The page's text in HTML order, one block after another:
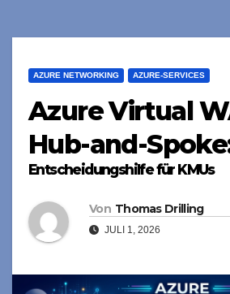
AZURE NETWORKING AZURE-SERVICES
Azure Virtual
Hub-and-
Entscheidungshilfe für KMUs
Von Thomas Drilling
JULI 1, 2026